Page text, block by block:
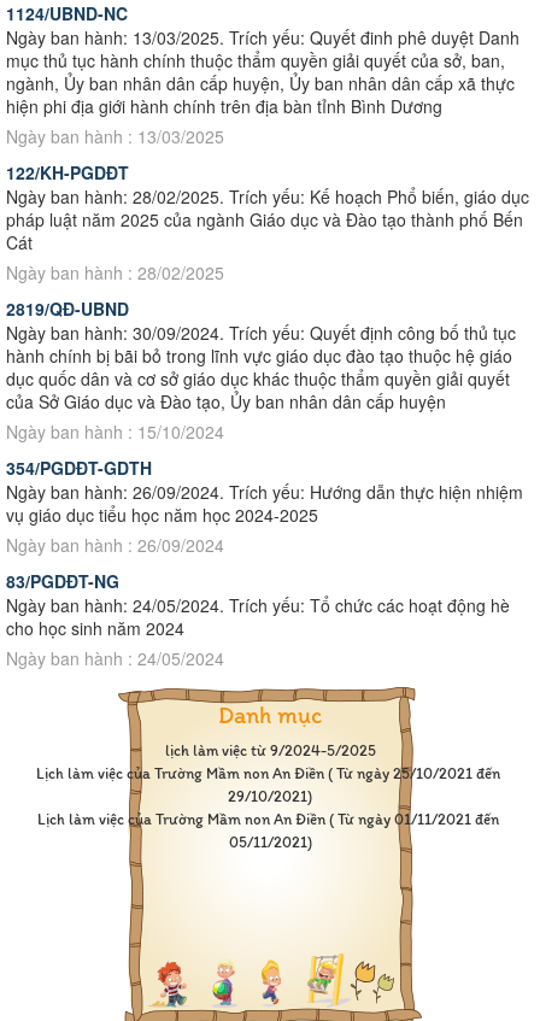
1124/UBND-NC
Ngày ban hành: 13/03/2025. Trích yếu: Quyết đinh phê duyệt Danh
mục thủ tục hành chính thuộc thẩm quyền giải quyết của sở, ban,
ngành, Ủy ban nhân dân cấp huyện, Ủy ban nhân dân cấp xã thực
hiện phi địa giới hành chính trên địa bàn tỉnh Bình Dương
Ngày ban hành : 13/03/2025
122/KH-PGDĐT
Ngày ban hành: 28/02/2025. Trích yếu: Kế hoạch Phổ biến, giáo dục
pháp luật năm 2025 của ngành Giáo dục và Đào tạo thành phố Bến
Cát
Ngày ban hành : 28/02/2025
2819/QĐ-UBND
Ngày ban hành: 30/09/2024. Trích yếu: Quyết định công bố thủ tục
hành chính bị bãi bỏ trong lĩnh vực giáo dục đào tạo thuộc hệ giáo
dục quốc dân và cơ sở giáo dục khác thuộc thẩm quyền giải quyết
của Sở Giáo dục và Đào tạo, Ủy ban nhân dân cấp huyện
Ngày ban hành : 15/10/2024
354/PGDĐT-GDTH
Ngày ban hành: 26/09/2024. Trích yếu: Hướng dẫn thực hiện nhiệm
vụ giáo dục tiểu học năm học 2024-2025
Ngày ban hành : 26/09/2024
83/PGDĐT-NG
Ngày ban hành: 24/05/2024. Trích yếu: Tổ chức các hoạt động hè
cho học sinh năm 2024
Ngày ban hành : 24/05/2024
Danh mục
lịch làm việc từ 9/2024-5/2025
Lịch làm việc của Trường Mầm non An Điền ( Từ ngày 25/10/2021 đến
29/10/2021)
Lịch làm việc của Trường Mầm non An Điền ( Từ ngày 01/11/2021 đến
05/11/2021)